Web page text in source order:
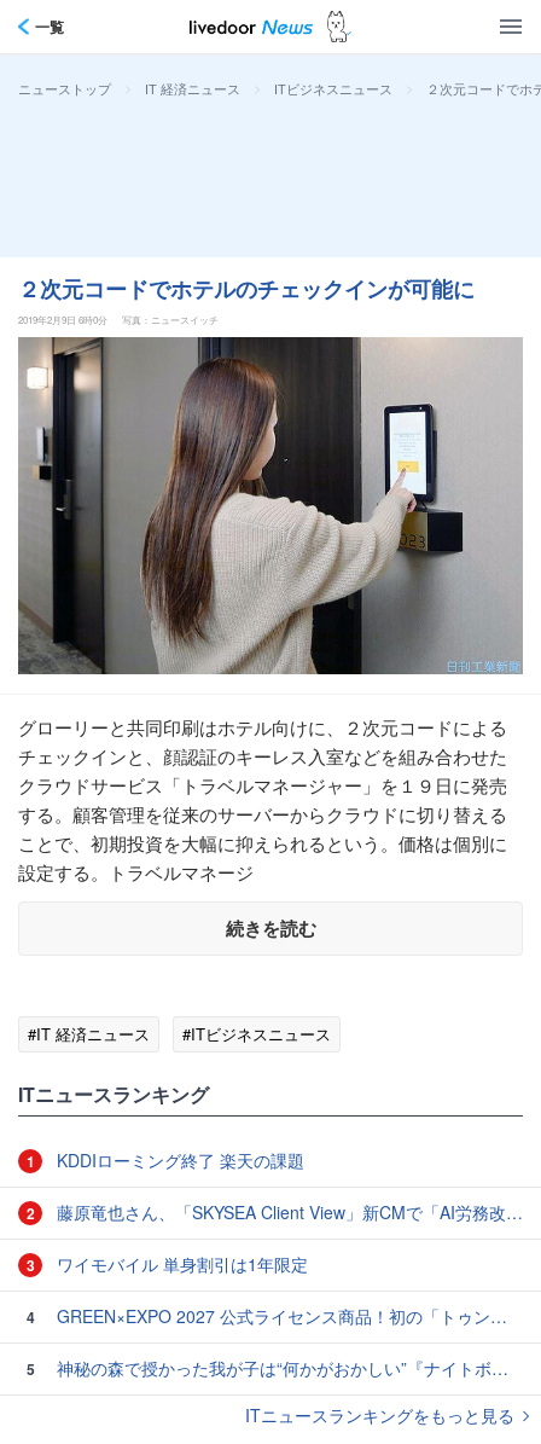
一覧
ニューストップ > IT 経済ニュース > ITビジネスニュース > ２次元コードでホ
２次元コードでホテルのチェックインが可能に
2019年2月9日 6時0分 写真：ニュースイッチ
グローリーと共同印刷はホテル向けに、２次元コードによる
チェックインと、顔認証のキーレス入室などを組み合わせた
クラウドサービス「トラベルマネージャー」を１９日に発売
する。顧客管理を従来のサーバーからクラウドに切り替える
ことで、初期投資を大幅に抑えられるという。価格は個別に
設定する。トラベルマネージ
続きを読む
#IT 経済ニュース #ITビジネスニュース
ITニュースランキング
1 KDDIローミング終了 楽天の課題
2 藤原竜也さん、「SKYSEA Client View」新CMで「AI労務改善」をアピール 働き方をAIが分析したら「すぐに休んで」と言われる？
3 ワイモバイル 単身割引は1年限定
4 GREEN×EXPO 2027 公式ライセンス商品！初の「トゥンクトゥンク」公式LINEスタンプ、販売開始
5
神秘の森で授かった我が子は“何かがおかしい”『ナイトボーン -夜哭-』本編映像解禁 母の絶叫顔うちわが全国の劇場に［ホラー通信］
ITニュースランキングをもっと見る